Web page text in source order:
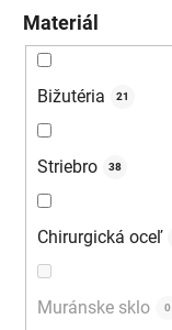
Materiál
Bižutéria 21
Striebro 38
Chirurgická oceľ
Muránske sklo 0